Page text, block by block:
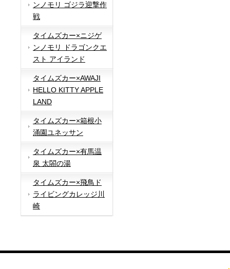
ンノモリ ゴジラ迎撃作
戦
タイムズカー×ニジゲ
ンノモリ ドラゴンクエ
スト アイランド
タイムズカー×AWAJI
HELLO KITTY APPLE
LAND
タイムズカー×箱根小
涌園ユネッサン
タイムズカー×有馬温
泉 太閤の湯
タイムズカー×飛鳥ド
ライビングカレッジ川
崎